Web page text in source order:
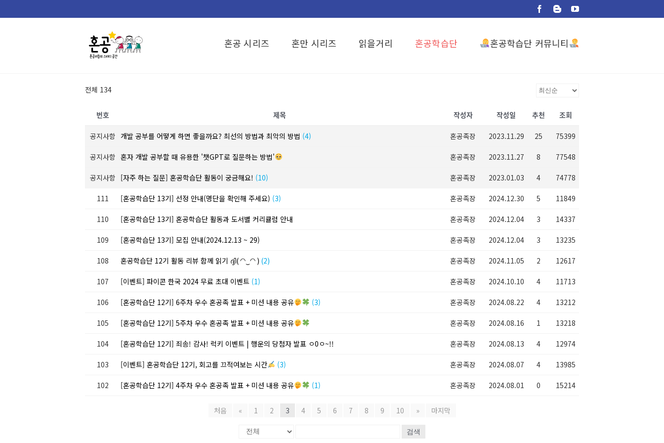
to
Facebook
BloggerYouTube
혼공 시리즈 혼만 시리즈 읽을거리 혼공학습단 혼공학습단 커뮤니티
전체 134
번호 제목 작성자 작성일 추천 조회
공지사항 개발 공부를 어떻게 하면 좋을까요? 최선의 방법과 최악의 방법 (4) 혼공족장 2023.11.29 25 75399
공지사항 혼자 개발 공부할 때 유용한 '챗GPT로 질문하는 방법' 혼공족장 2023.11.27 8 77548
공지사항 [자주 하는 질문] 혼공학습단 활동이 궁금해요! (10) 혼공족장 2023.01.03 4 74778
111 [혼공학습단 13기] 선정 안내(명단을 확인해 주세요) (3) 혼공족장 2024.12.30 5 11849
110 [혼공학습단 13기] 혼공학습단 활동과 도서별 커리큘럼 안내 혼공족장 2024.12.04 3 14337
109 [혼공학습단 13기] 모집 안내(2024.12.13 ~ 29) 혼공족장 2024.12.04 3 13235
108 혼공학습단 12기 활동 리뷰 함께 읽기 ദ്ദി( ◠‿◠ ) (2) 혼공족장 2024.11.05 2 12617
107 [이벤트] 파이콘 한국 2024 무료 초대 이벤트 (1) 혼공족장 2024.10.10 4 11713
106 [혼공학습단 12기] 6주차 우수 혼공족 발표 + 미션 내용 공유 (3) 혼공족장 2024.08.22 4 13212
105 [혼공학습단 12기] 5주차 우수 혼공족 발표 + 미션 내용 공유 혼공족장 2024.08.16 1 13218
104 [혼공학습단 12기] 죄송! 감사! 럭키 이벤트 | 행운의 당첨자 발표 ㅇ0ㅇ~!! 혼공족장 2024.08.13 4 12974
103 [이벤트] 혼공학습단 12기, 회고를 끄적여보는 시간 (3) 혼공족장 2024.08.07 4 13985
102 [혼공학습단 12기] 4주차 우수 혼공족 발표 + 미션 내용 공유 (1) 혼공족장 2024.08.01 0 15214
처음 « 1 2 3 4 5 6 7 8 9 10 » 마지막
검색